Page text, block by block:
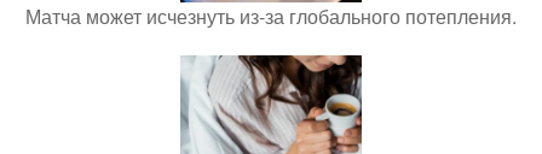
Матча может исчезнуть из-за глобального потепления.